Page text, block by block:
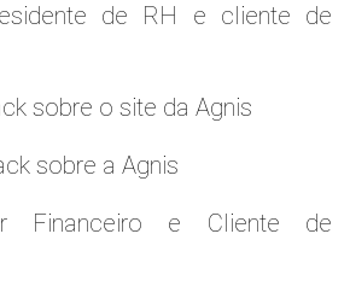
de RH e cliente de
sobre o site da Agnis
sobre a Agnis
Financeiro e Cliente de